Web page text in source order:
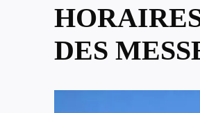
DES